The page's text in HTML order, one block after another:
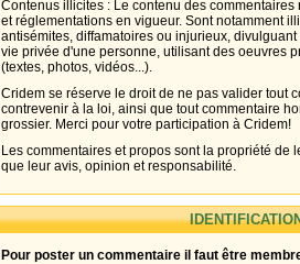
Contenus illicites : Le contenu des
et réglementations en vigueur. Sont notamment
antisémites, diffamatoires ou injurieux,
vie privée d'une personne, utilisant des oeuvres
(textes, photos, vidéos...).
Cridem se réserve le droit de ne pas valider tout
contrevenir à la loi, ainsi que tout commentaire
grossier. Merci pour votre participation à Cridem!
Les commentaires et propos sont la propriété de
que leur avis, opinion et responsabilité.
Pour poster un commentaire il faut être